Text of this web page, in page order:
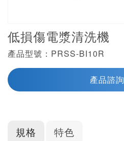
低損傷電漿清洗機
產品型號：PRSS-BI10R
產品諮詢
規格 特色